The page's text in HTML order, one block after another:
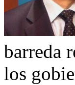
barreda
los